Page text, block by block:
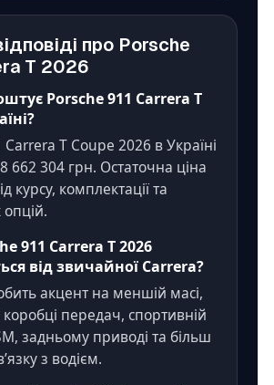
про Porsche
T 2026
Porsche 911 Carrera T
Carrera T Coupe 2026 в Україні
8 662 304 грн. Остаточна ціна
курсу, комплектації та
911 Carrera T 2026
від звичайної Carrera?
акцент на меншій масі,
коробці передач, спортивній
задньому приводі та більш
з водієм.